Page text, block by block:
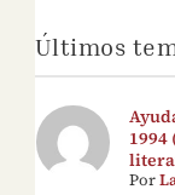
Últimos
Por